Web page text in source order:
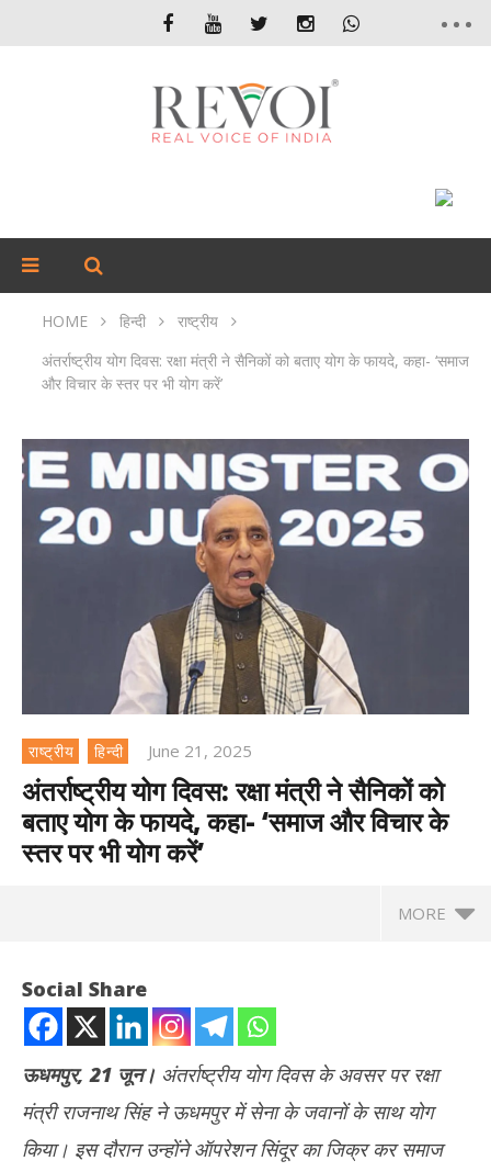
HOME हिन्दी
राष्ट्रीय
अंतर्राष्ट्रीय योग दिवस: रक्षा मंत्री ने सैनिकों को बताए योग के फायदे, कहा- ‘समाज
और विचार के स्तर पर भी योग करें’
राष्ट्रीय हिन्दी June 21, 2025
अंतर्राष्ट्रीय योग दिवस: रक्षा मंत्री ने सैनिकों को
बताए योग के फायदे, कहा- ‘समाज और विचार के
स्तर पर भी योग करें’
MORE
Social Share
ऊधमपुर, 21 जून। अंतर्राष्ट्रीय योग दिवस के अवसर पर रक्षा
मंत्री राजनाथ सिंह ने ऊधमपुर में सेना के जवानों के साथ योग
किया। इस दौरान उन्होंने ऑपरेशन सिंदूर का जिक्र कर समाज